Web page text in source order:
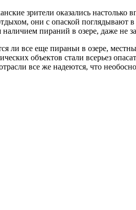
зрители оказались
они с опаской поглядывают
наличием пираний в озере, даже
ли все еще пираньи в озере,
объектов стали всерьез
все же надеются, что